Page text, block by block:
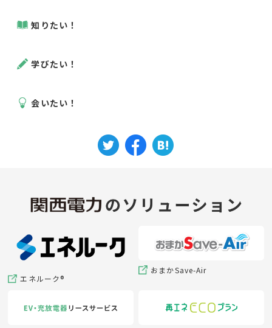
知りたい！
学びたい！
会いたい！
エネルーク®
おまかSave-Air